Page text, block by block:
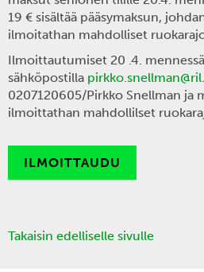
19 € sisältää pääsymaksun,
ilmoitathan mahdolliset
Ilmoittautumiset 20 .4.
sähköpostilla
0207120605/Pirkko Snellman ja
ilmoittathan mahdollilset
ILMOITTAUDU
Takaisin edelliselle sivulle